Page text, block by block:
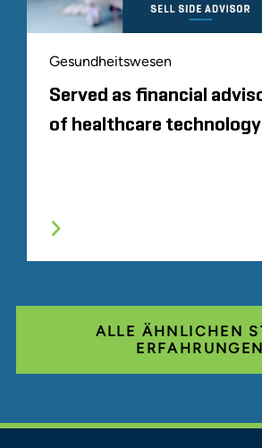
Gesundheitswesen
Served as financial
of healthcare
ALLE ÄHNLICHEN
ERFAHRUNGEN